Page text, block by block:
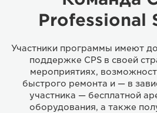
Professional
Участники программы имеют
поддержке CPS в своей
мероприятиях,
быстрого ремонта и — в
участника — бесплатной
оборудования, а также